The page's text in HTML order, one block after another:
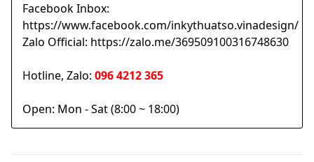
Facebook Inbox:
https://www.facebook.com/inkythuatso.vinadesign/
Zalo Official: https://zalo.me/369509100316748630
Hotline, Zalo: 096 4212 365
Open: Mon - Sat (8:00 ~ 18:00)